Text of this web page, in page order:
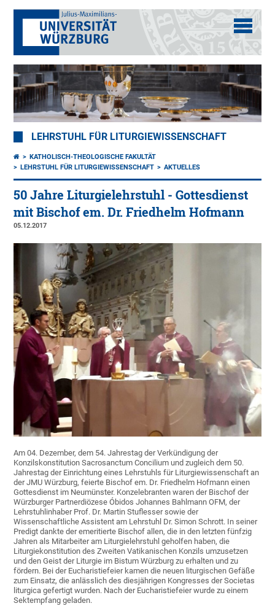
LEHRSTUHL FÜR LITURGIEWISSENSCHAFT
KATHOLISCH-THEOLOGISCHE FAKULTÄT
LEHRSTUHL FÜR LITURGIEWISSENSCHAFT
AKTUELLES
50 Jahre Liturgielehrstuhl - Gottesdienst
mit Bischof em. Dr. Friedhelm Hofmann
05.12.2017
Am 04. Dezember, dem 54. Jahrestag der Verkündigung der
Konzilskonstitution Sacrosanctum Concilium und zugleich dem 50.
Jahrestag der Einrichtung eines Lehrstuhls für Liturgiewissenschaft an
der JMU Würzburg, feierte Bischof em. Dr. Friedhelm Hofmann einen
Gottesdienst im Neumünster. Konzelebranten waren der Bischof der
Würzburger Partnerdiözese Óbidos Johannes Bahlmann OFM, der
Lehrstuhlinhaber Prof. Dr. Martin Stuflesser sowie der
Wissenschaftliche Assistent am Lehrstuhl Dr. Simon Schrott. In seiner
Predigt dankte der emeritierte Bischof allen, die in den letzten fünfzig
Jahren als Mitarbeiter am Liturgielehrstuhl geholfen haben, die
Liturgiekonstitution des Zweiten Vatikanischen Konzils umzusetzen
und den Geist der Liturgie im Bistum Würzburg zu erhalten und zu
fördern. Bei der Eucharistiefeier kamen die neuen liturgischen Gefäße
zum Einsatz, die anlässlich des diesjährigen Kongresses der Societas
liturgica gefertigt wurden. Nach der Eucharistiefeier wurde zu einem
Sektempfang geladen.